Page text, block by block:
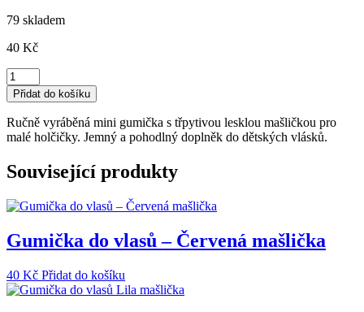
79 skladem
40 Kč
Gumička
do
vlasů
diamantová
mašlička
Přidat do košíku
Ručně vyráběná mini gumička s třpytivou lesklou mašličkou pro
malé holčičky. Jemný a pohodlný doplněk do dětských vlásků.
Související produkty
Gumička do vlasů – Červená mašlička
40 Kč Přidat do košíku